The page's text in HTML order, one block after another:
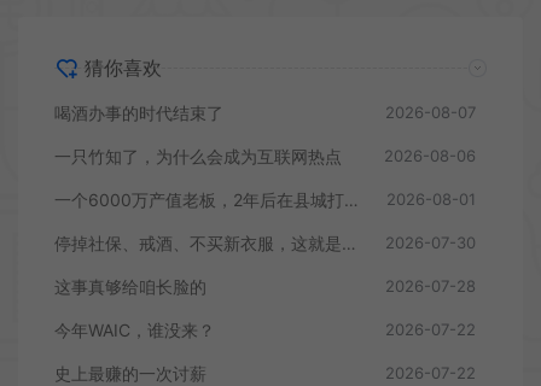
猜你喜欢
喝酒办事的时代结束了 2026-08-07
一只竹知了，为什么会成为互联网热点 2026-08-06
一个6000万产值老板，2年后在县城打零工 2026-08-01
停掉社保、戒酒、不买新衣服，这就是我的2026 2026-07-30
这事真够给咱长脸的 2026-07-28
今年WAIC，谁没来？ 2026-07-22
史上最赚的一次讨薪 2026-07-22